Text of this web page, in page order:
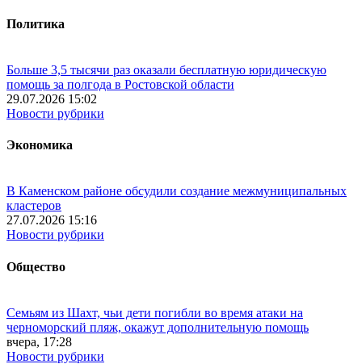
Политика
Больше 3,5 тысячи раз оказали бесплатную юридическую
помощь за полгода в Ростовской области
29.07.2026 15:02
Новости рубрики
Экономика
В Каменском районе обсудили создание межмуниципальных
кластеров
27.07.2026 15:16
Новости рубрики
Общество
Семьям из Шахт, чьи дети погибли во время атаки на
черноморский пляж, окажут дополнительную помощь
вчера, 17:28
Новости рубрики